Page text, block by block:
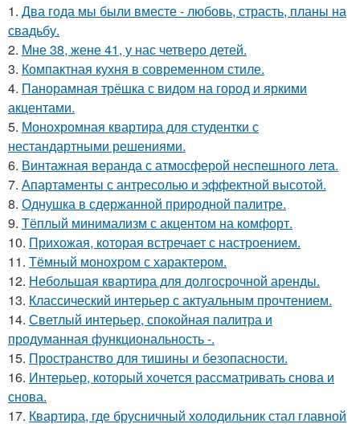
1. Два года мы были вместе - любовь, страсть, планы на
свадьбу.
2. Мне 38, жене 41, у нас четверо детей.
3. Компактная кухня в современном стиле.
4. Панорамная трёшка с видом на город и яркими
акцентами.
5. Монохромная квартира для студентки с
нестандартными решениями.
6. Винтажная веранда с атмосферой неспешного лета.
7. Апартаменты с антресолью и эффектной высотой.
8. Однушка в сдержанной природной палитре.
9. Тёплый минимализм с акцентом на комфорт.
10. Прихожая, которая встречает с настроением.
11. Тёмный монохром с характером.
12. Небольшая квартира для долгосрочной аренды.
13. Классический интерьер с актуальным прочтением.
14. Светлый интерьер, спокойная палитра и
продуманная функциональность -.
15. Пространство для тишины и безопасности.
16. Интерьер, который хочется рассматривать снова и
снова.
17. Квартира, где брусничный холодильник стал главной